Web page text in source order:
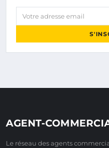
Votre adresse email
AGENT-
Le réseau des agents